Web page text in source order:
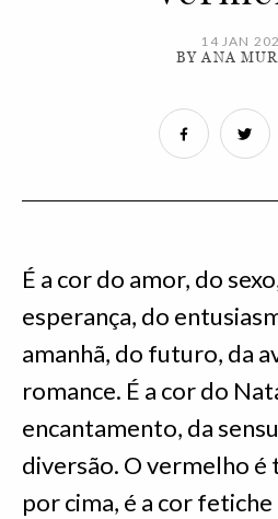
14 JAN
BY ANA
É a cor do amor, do
esperança, do
amanhã, do futuro, da
romance. É a cor do
encantamento, da
diversão. O vermelho é
por cima, é a cor